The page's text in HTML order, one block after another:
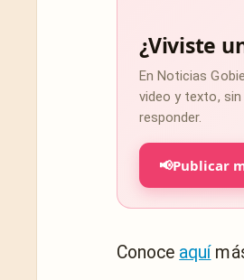
¿Viviste
En Noticias
video y texto,
responder.
📢Publicar
Conoce aquí